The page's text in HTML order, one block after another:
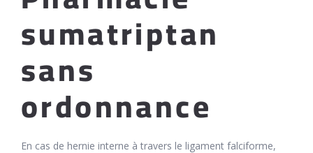
sumatriptan
sans
ordonnance
En cas de hernie interne à travers le ligament falciforme,